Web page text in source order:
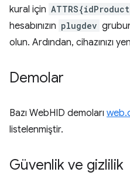
kural için
hesabınızın plugdev
olun. Ardından, cihazınızı
Demolar
Bazı WebHID demoları
listelenmiştir.
Güvenlik ve gizlilik